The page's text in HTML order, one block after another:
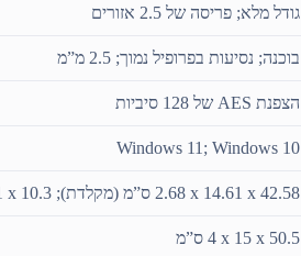
גודל מלא; פריסה של 2.5 אזורים
בוכנה; נסיעות בפרופיל נמוך; 2.5 מ”מ
הצפנת AES של 128 סיביות
Windows 11; Windows 10
42.58 x‏ 14.61 x‏ 2.68 ס”מ (מקלדת); 10.3 x‏ 6.11 x‏ 3.4 ס”מ (עכבר)
50.5 x‏ 15 x‏ 4 ס”מ